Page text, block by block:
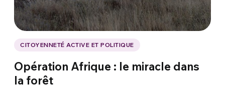
CITOYENNETÉ ACTIVE ET POLITIQUE
Opération Afrique : le miracle dans
la forêt